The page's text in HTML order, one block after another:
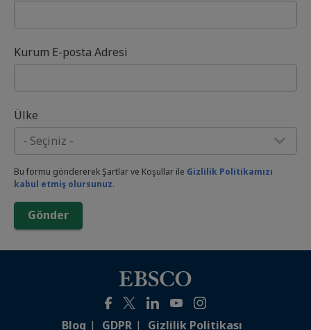
Kurum E-posta Adresi
Ülke
Bu formu göndererek Şartlar ve Koşullar ile Gizlilik Politikamızı
kabul etmiş olursunuz.
Gönder
Blog GDPR Gizlilik Politikası